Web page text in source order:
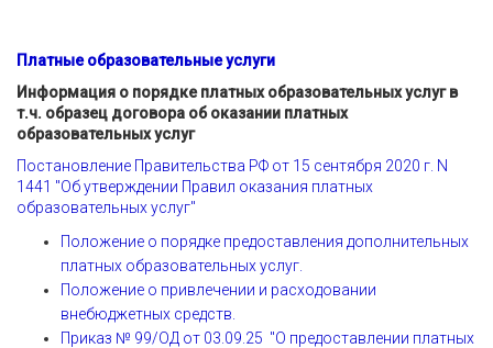
Платные образовательные услуги
Информация о порядке платных образовательных услуг в
т.ч. образец договора об оказании платных
образовательных услуг
Постановление Правительства РФ от 15 сентября 2020 г. N
1441 "Об утверждении Правил оказания платных
образовательных услуг"
Положение о порядке предоставления дополнительных
платных образовательных услуг.
Положение о привлечении и расходовании
внебюджетных средств.
Приказ № 99/ОД от 03.09.25 "О предоставлении платных